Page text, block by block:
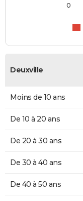
0
Deuxville
Moins de 10 ans
De 10 à 20 ans
De 20 à 30 ans
De 30 à 40 ans
De 40 à 50 ans